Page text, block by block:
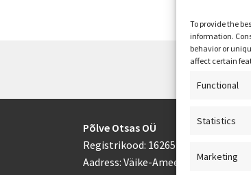
To provide the
information.
behavior or
affect certain
Functional
Statistics
Marketing
Põlve Otsas OÜ
Registrikood: 16265433
Aadress: Väike-Ameerika 3-16,